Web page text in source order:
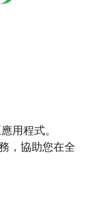
用程式。
，協助您在全